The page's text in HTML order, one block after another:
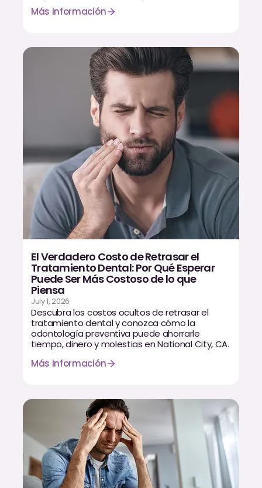
Implantes Dentales
Implantes el Mismo Día
Reparaciones el Mismo Día
Coronas de Cerámica
TECNOLOGÍA
CBCT
Impresiones Digitales
Radiografía Digital
ORTODONCIA
Invisalign
DOCTORES
Dr. Douglas Ness
Dr. Jared Gibbons
Dr. Hassan Haidar
Más información
El Verdadero Costo de Retrasar el
Tratamiento Dental: Por Qué Esperar
Puede Ser Más Costoso de lo que
Piensa
July 1, 2026
Descubra los costos ocultos de retrasar el
tratamiento dental y conozca cómo la
odontología preventiva puede ahorrarle
tiempo, dinero y molestias en National City, CA.
Más información